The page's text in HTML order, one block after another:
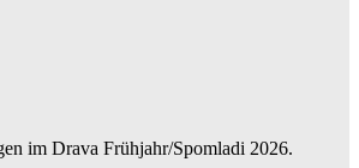
im Drava Frühjahr/Spomladi 2026.